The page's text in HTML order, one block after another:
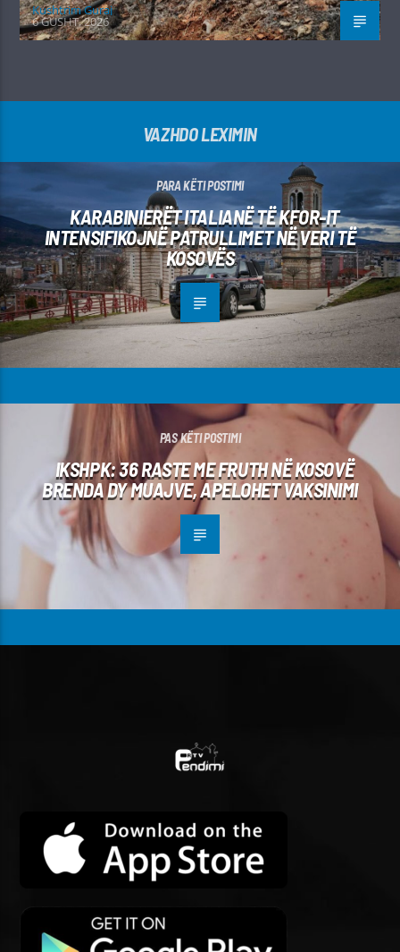
Kushtrim Guraj
6 GUSHT, 2026
VAZHDO LEXIMIN
PARA KËTI POSTIMI
KARABINIERËT ITALIANË TË KFOR-IT
INTENSIFIKOJNË PATRULLIMET NË VERI TË
KOSOVËS
PAS KËTI POSTIMI
IKSHPK: 36 RASTE ME FRUTH NË KOSOVË
BRENDA DY MUAJVE, APELOHET VAKSINIMI